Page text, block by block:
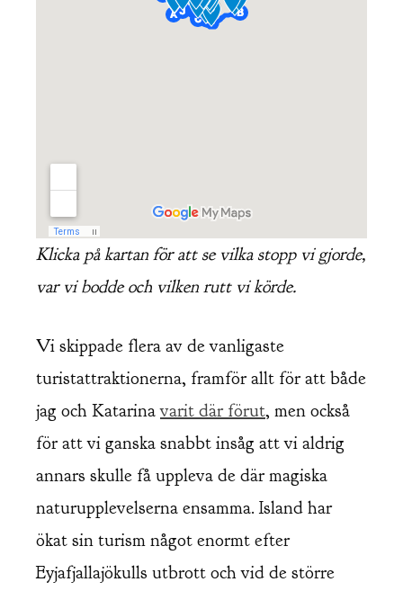
Klicka på kartan för att se vilka stopp vi gjorde,
var vi bodde och vilken rutt vi körde.
Vi skippade flera av de vanligaste
turistattraktionerna, framför allt för att både
jag och Katarinavarit där förut, men också
för att vi ganska snabbt insåg att vi aldrig
annars skulle få uppleva de där magiska
naturupplevelserna ensamma. Island har
ökat sin turism något enormt efter
Eyjafjallajökulls utbrott och vid de större